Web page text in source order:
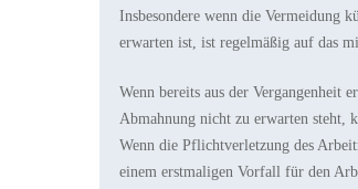
Insbesondere wenn die Vermeidung
erwarten ist, ist regelmäßig auf das
Wenn bereits aus der Vergangenheit
Abmahnung nicht zu erwarten steht,
Wenn die Pflichtverletzung des
einem erstmaligen Vorfall für den